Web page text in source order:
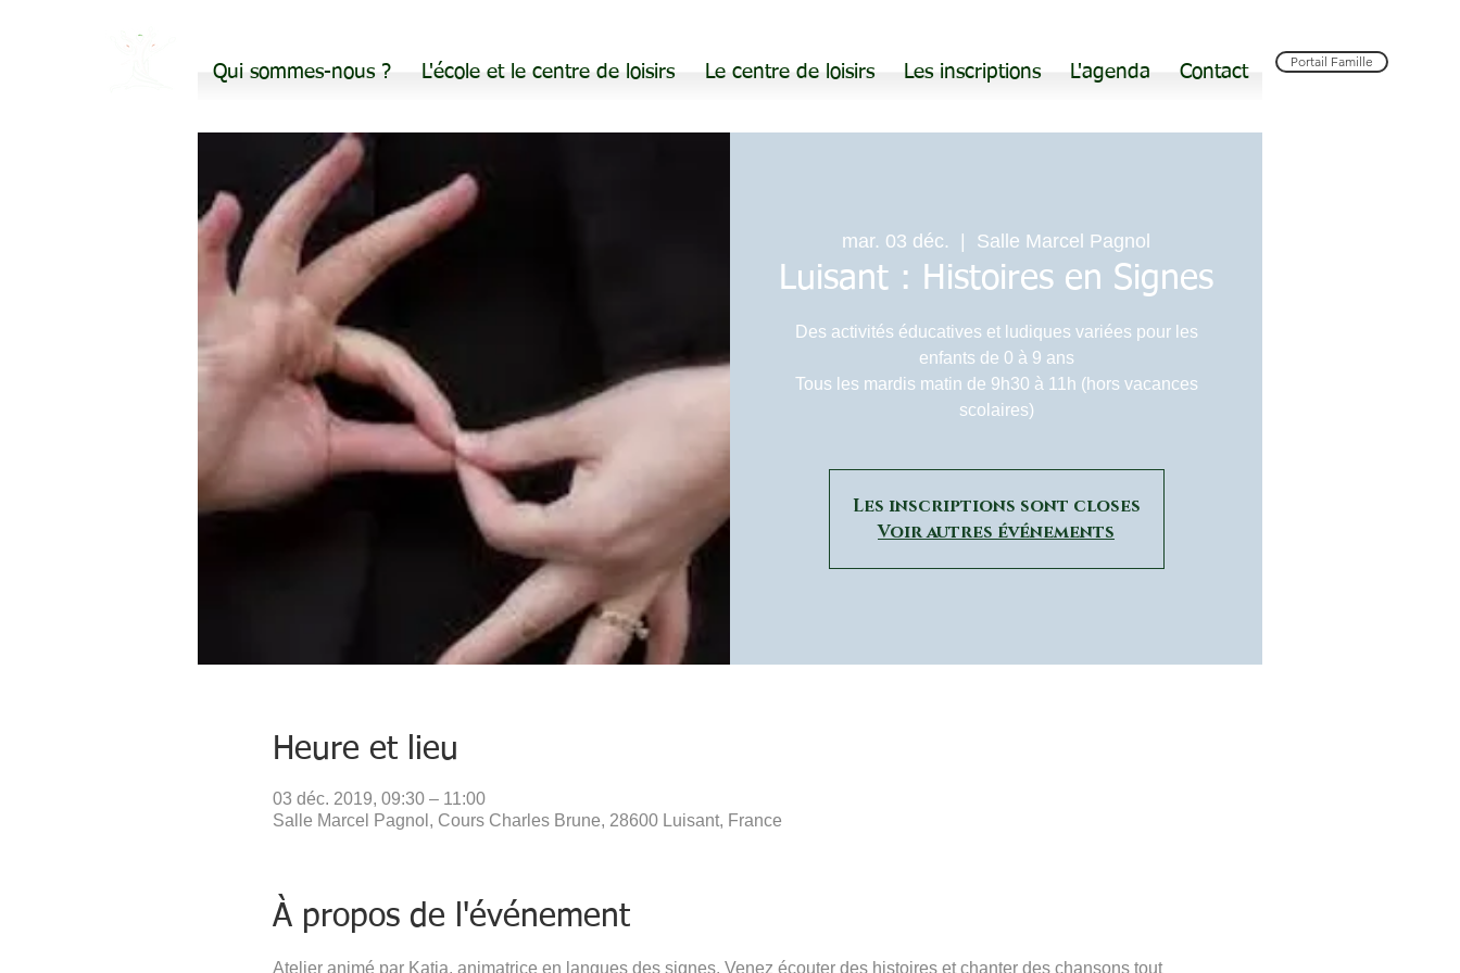
Qui sommes-nous ? L'école et le centre de loisirs Le centre de loisirs Les inscriptions L'agenda Contact
Portail Famille
mar. 03 déc.
  |
Salle Marcel Pagnol
Luisant : Histoires en Signes
Des activités éducatives et ludiques variées pour les
enfants de 0 à 9 ans
Tous les mardis matin de 9h30 à 11h (hors vacances
scolaires)
Les inscriptions sont closes
Voir autres événements
Heure et lieu
03 déc. 2019, 09:30 – 11:00
Salle Marcel Pagnol, Cours Charles Brune, 28600 Luisant, France
À propos de l'événement
Atelier animé par Katia, animatrice en langues des signes. Venez écouter des histoires et chanter des chansons tout